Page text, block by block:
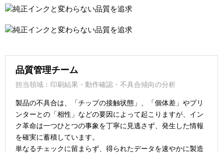
品質管理チーム
担当領域：印刷結果・動作確認・不具合傾向の分析
製品の不具合は、「チップの接触状態」、「個体差」やプリ
ンターとの「相性」などの要因によって起こりますが、イン
ク革命は一つひとつの事象を丁寧に見逃さず、発生した情報
を確実に蓄積しています。
単なるチェックに留まらず、得られたデータを速やかに製造